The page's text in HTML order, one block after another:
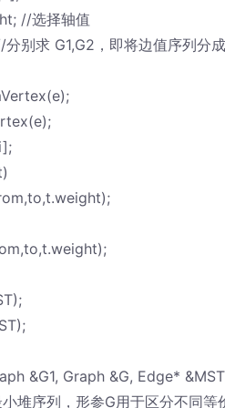
//选择轴值
别求 G1,G2，即将边值序列分
&G1, Graph &G, Edge*
堆序列，形参G用于区分不同等